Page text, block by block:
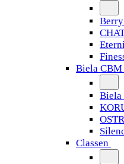
Biela CBM
Biela
Classen